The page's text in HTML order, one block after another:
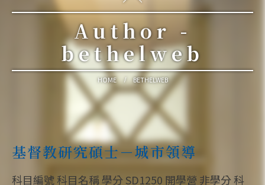
Author -
bethelweb
HOME BETHELWEB
基督教研究碩士－城市領導
科目編號 科目名稱 學分 SD1250 開學營 非學分 科